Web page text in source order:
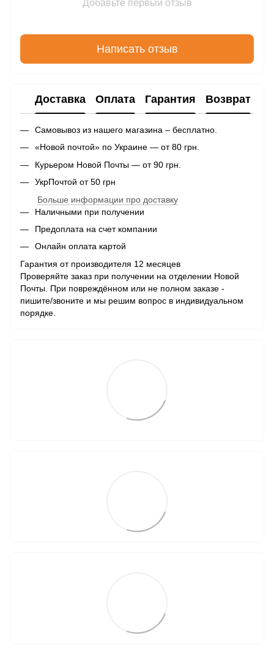
Добавьте первый отзыв
Написать отзыв
Доставка Оплата Гарантия Возврат
Самовывоз из нашего магазина – бесплатно.
«Новой почтой» по Украине — от 80 грн.
Курьером Новой Почты — от 90 грн.
УкрПочтой от 50 грн
Больше информации про доставку
Наличными при получении
Предоплата на счет компании
Онлайн оплата картой
Гарантия от производителя 12 месяцев
Проверяйте заказ при получении на отделении Новой
Почты. При повреждённом или не полном заказе -
пишите/звоните и мы решим вопрос в индивидуальном
порядке.